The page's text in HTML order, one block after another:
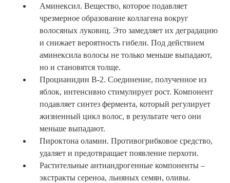
Аминексил. Вещество, которое подавляет
чрезмерное образование коллагена вокруг
волосяных луковиц. Это замедляет их деградацию
и снижает вероятность гибели. Под действием
аминексила волосы не только меньше выпадают,
но и становятся толще.
Процианидин В-2. Соединение, полученное из
яблок, интенсивно стимулирует рост. Компонент
подавляет синтез фермента, который регулирует
жизненный цикл волос, в результате чего они
меньше выпадают.
Пироктона оламин. Противогрибковое средство,
удаляет и предотвращает появление перхоти.
Растительные антиандрогенные компоненты –
экстракты сереноа, льняных семян, оливы.